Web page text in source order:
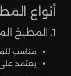
أنواع
1. المطبخ المستقيم
مناسب
يعتمد